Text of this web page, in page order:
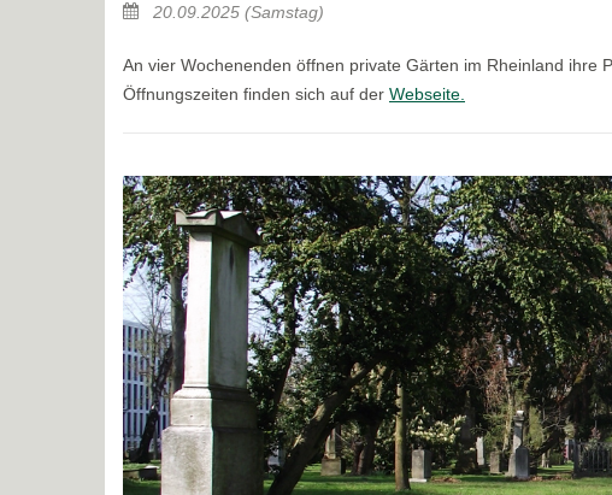
20.09.2025 (Samstag)
An vier Wochenenden öffnen private Gärten im Rheinland ihre
Öffnungszeiten finden sich auf der Webseite.